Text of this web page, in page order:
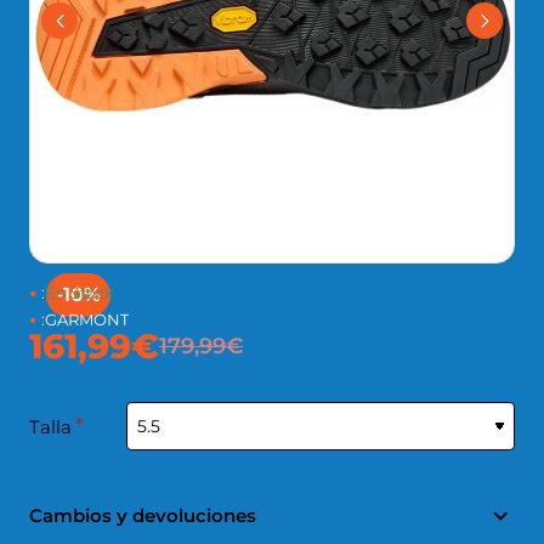
-10%
161,99€179,99€
:En Stock
:GARMONT
Talla
Cambios y devoluciones